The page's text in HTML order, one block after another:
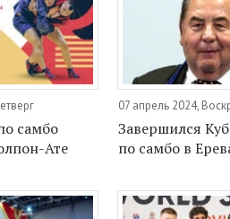
самбо
Ате
07 апрель 2024,
Завершился
по самбо в